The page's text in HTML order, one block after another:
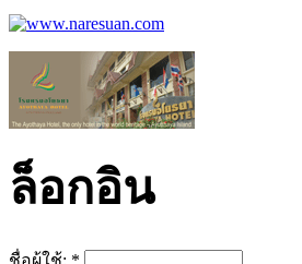
ล็อกอิน
ชื่อผู้ใช้: *